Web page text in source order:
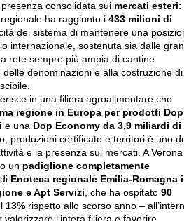
consolidata sui mercati esteri:
regionale ha raggiunto i 433 milioni di
del sistema di mantenere una
internazionale, sostenuta sia dalle
rete sempre più ampia di cantine
denominazioni e alla costruzione di
in una filiera agroalimentare che
regione in Europa per prodotti
e una Dop Economy da 3,9 miliardi di
produzioni certificate e territori è uno
e la presenza sui mercati. A Verona
un padiglione completamente
Enoteca regionale Emilia-Romagna
e Apt Servizi, che ha ospitato 90
13% rispetto allo scorso anno –